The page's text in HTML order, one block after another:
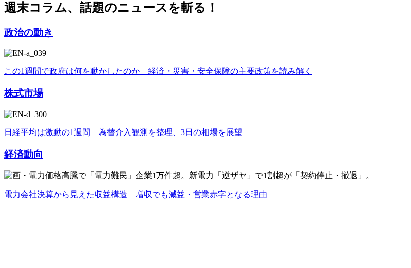
週末コラム、話題のニュースを斬る！
政治の動き
この1週間で政府は何を動かしたのか 経済・災害・安全保障の主要政策を読み解く
株式市場
日経平均は激動の1週間 為替介入観測を整理、3日の相場を展望
経済動向
電力会社決算から見えた収益構造 増収でも減益・営業赤字となる理由